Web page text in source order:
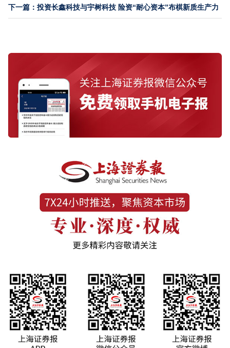
下一篇：投资长鑫科技与宇树科技 险资“耐心资本”布棋新质生产力